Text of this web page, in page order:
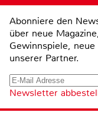
Abonniere den
über neue
Gewinnspiele,
unserer Partner.
Newsletter